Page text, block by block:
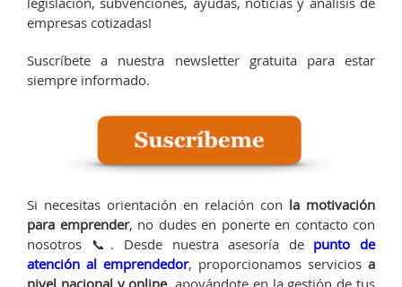
empresas cotizadas!
Suscríbete a nuestra newsletter gratuita para estar
siempre informado.
Si necesitas orientación en relación con la motivación
para emprender, no dudes en ponerte en contacto con
nosotros 📞. Desde nuestra asesoría de punto de
atención al emprendedor, proporcionamos servicios a